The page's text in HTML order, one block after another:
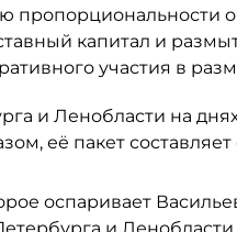
пропорциональности
капитал и
участия в
и Ленобласти на днях
её пакет
оспаривает